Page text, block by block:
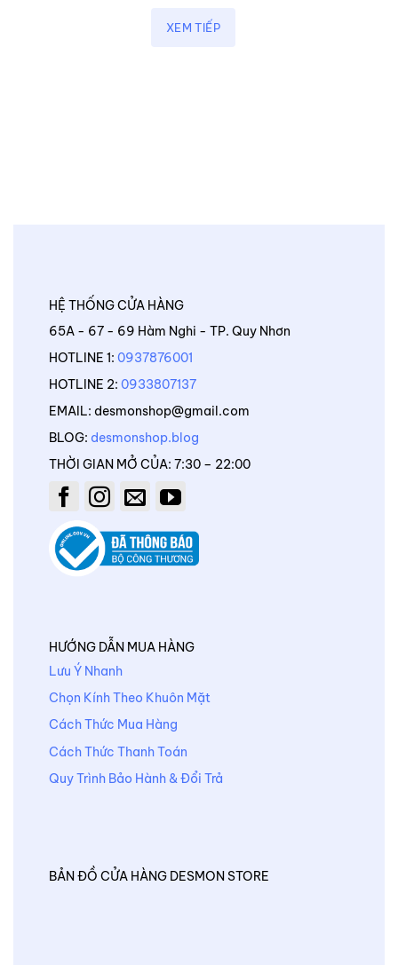
XEM TIẾP
HỆ THỐNG CỬA HÀNG
65A - 67 - 69 Hàm Nghi - TP. Quy Nhơn
HOTLINE 1: 0937876001
HOTLINE 2: 0933807137
EMAIL: desmonshop@gmail.com
BLOG: desmonshop.blog
THỜI GIAN MỞ CỦA: 7:30 – 22:00
HƯỚNG DẪN MUA HÀNG
Lưu Ý Nhanh
Chọn Kính Theo Khuôn Mặt
Cách Thức Mua Hàng
Cách Thức Thanh Toán
Quy Trình Bảo Hành & Đổi Trả
BẢN ĐỒ CỬA HÀNG DESMON STORE